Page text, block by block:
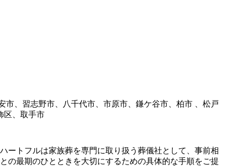
、習志野市、八千代市、市原市、鎌ケ谷市、柏市 、松戸
区、取手市
ートフルは家族葬を専門に取り扱う葬儀社として、事前相
の最期のひとときを大切にするための具体的な手順をご提